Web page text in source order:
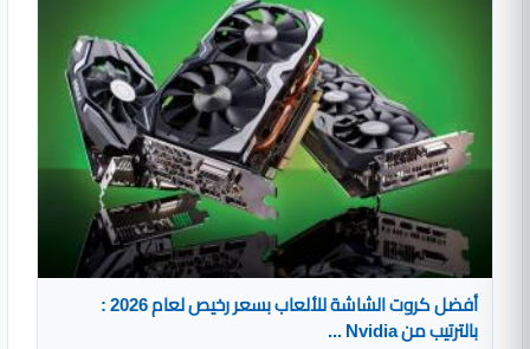
أفضل كروت الشاشة للألعاب بسعر رخيص لعام 2026 :
بالترتيب من Nvidia ...